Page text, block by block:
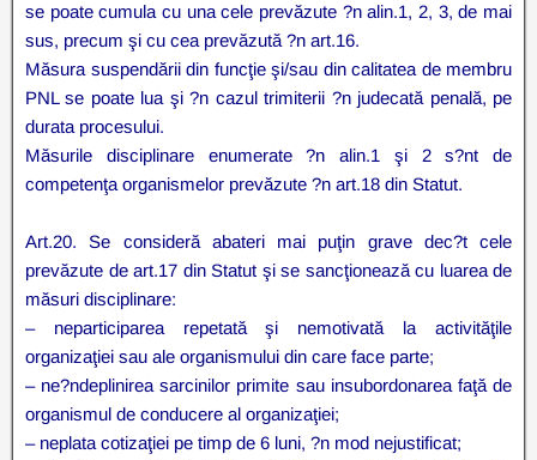
se poate cumula cu una cele prevăzute ?n alin.1, 2, 3, de mai
sus, precum şi cu cea prevăzută ?n art.16.
Măsura suspendării din funcţie şi/sau din calitatea de membru
PNL se poate lua şi ?n cazul trimiterii ?n judecată penală, pe
durata procesului.
Măsurile disciplinare enumerate ?n alin.1 şi 2 s?nt de
competenţa organismelor prevăzute ?n art.18 din Statut.
Art.20. Se consideră abateri mai puţin grave dec?t cele
prevăzute de art.17 din Statut şi se sancţionează cu luarea de
măsuri disciplinare:
– neparticiparea repetată şi nemotivată la activităţile
organizaţiei sau ale organismului din care face parte;
– ne?ndeplinirea sarcinilor primite sau insubordonarea faţă de
organismul de conducere al organizaţiei;
– neplata cotizaţiei pe timp de 6 luni, ?n mod nejustificat;